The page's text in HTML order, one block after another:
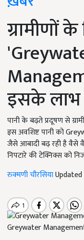
ग्रामीणों
इसके लाभ
पानी के बढ़ते प्रदूषण से
इस अवशिष्ट पानी को
जैसे आबादी बढ़ रही है वैसे
निपटारे की टेक्निक्स को
रुक्मणी चौरसियाUpdated
Greywater